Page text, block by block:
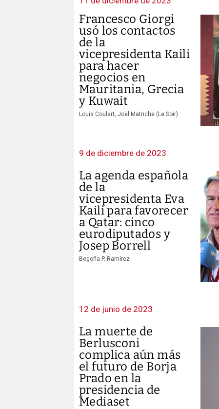
Francesco Giorgi
usó los contactos
de la
vicepresidenta Kaili
para hacer
negocios en
Mauritania, Grecia
y Kuwait
Louis Coulart, Joël Matriche (Le Soir)
9 de diciembre de 2023
La agenda española
de la
vicepresidenta Eva
Kaili para favorecer
a Qatar: cinco
eurodiputados y
Josep Borrell
Begoña P. Ramírez
12 de junio de 2023
La muerte de
Berlusconi
complica aún más
el futuro de Borja
Prado en la
presidencia de
Mediaset